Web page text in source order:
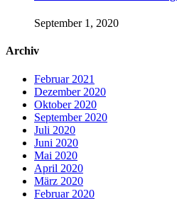
September 1, 2020
Archiv
Februar 2021
Dezember 2020
Oktober 2020
September 2020
Juli 2020
Juni 2020
Mai 2020
April 2020
März 2020
Februar 2020